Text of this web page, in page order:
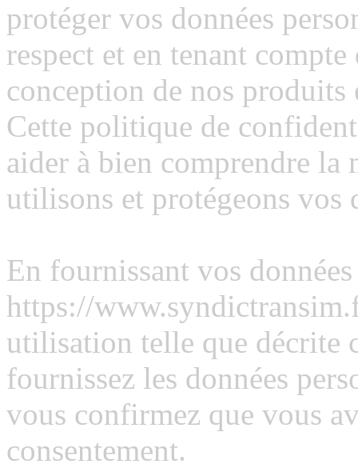
protéger vos données
respect et en tenant
conception de nos produits
Cette politique de
aider à bien comprendre la
utilisons et protégeons vos
En fournissant vos
https://
utilisation telle que décrite
fournissez les données
vous confirmez que vous
consentement.